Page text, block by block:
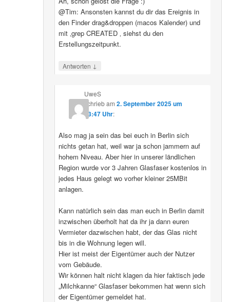
@Tim: Ansonsten kannst du dir das Ereignis in
den Finder drag&droppen (macos Kalender) und
mit ‚grep CREATED ‚ siehst du den
Erstellungszeitpunkt.
Antworten ↓
UweS
schriebam 2. September 2025 um
13:47 Uhr:
Also mag ja sein das bei euch in Berlin sich
nichts getan hat, weil war ja schon jammern auf
hohem Niveau. Aber hier in unserer ländlichen
Region wurde vor 3 Jahren Glasfaser kostenlos in
jedes Haus gelegt wo vorher kleiner 25MBit
anlagen.
Kann natürlich sein das man euch in Berlin damit
inzwischen überholt hat da ihr ja dann euren
Vermieter dazwischen habt, der das Glas nicht
bis in die Wohnung legen will.
Hier ist meist der Eigentümer auch der Nutzer
vom Gebäude.
Wir können halt nicht klagen da hier faktisch jede
„Milchkanne“ Glasfaser bekommen hat wenn sich
der Eigentümer gemeldet hat.